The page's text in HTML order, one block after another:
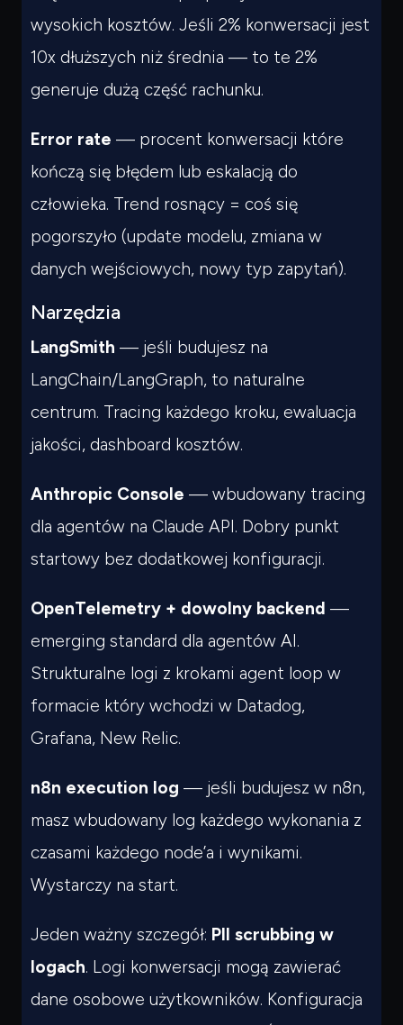
wysokich kosztów. Jeśli 2% konwersacji jest
10x dłuższych niż średnia — to te 2%
generuje dużą część rachunku.
Error rate — procent konwersacji które
kończą się błędem lub eskalacją do
człowieka. Trend rosnący = coś się
pogorszyło (update modelu, zmiana w
danych wejściowych, nowy typ zapytań).
Narzędzia
LangSmith — jeśli budujesz na
LangChain/LangGraph, to naturalne
centrum. Tracing każdego kroku, ewaluacja
jakości, dashboard kosztów.
Anthropic Console — wbudowany tracing
dla agentów na Claude API. Dobry punkt
startowy bez dodatkowej konfiguracji.
OpenTelemetry + dowolny backend —
emerging standard dla agentów AI.
Strukturalne logi z krokami agent loop w
formacie który wchodzi w Datadog,
Grafana, New Relic.
n8n execution log — jeśli budujesz w n8n,
masz wbudowany log każdego wykonania z
czasami każdego node’a i wynikami.
Wystarczy na start.
Jeden ważny szczegół: PII scrubbing w
logach. Logi konwersacji mogą zawierać
dane osobowe użytkowników. Konfiguracja